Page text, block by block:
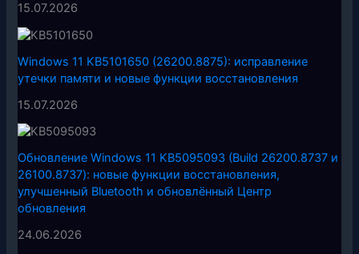
15.07.2026
Windows 11 KB5101650 (26200.8875): исправление
утечки памяти и новые функции восстановления
15.07.2026
Обновление Windows 11 KB5095093 (Build 26200.8737 и
26100.8737): новые функции восстановления,
улучшенный Bluetooth и обновлённый Центр
обновления
24.06.2026